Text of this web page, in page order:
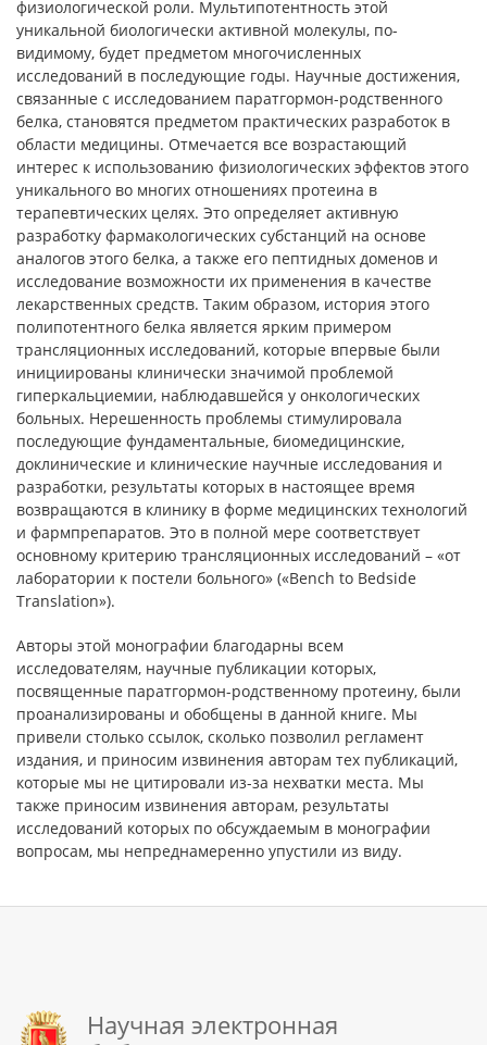
физиологической роли. Мультипотентность этой
уникальной биологически активной молекулы, по-
видимому, будет предметом многочисленных
исследований в последующие годы. Научные достижения,
связанные с исследованием паратгормон-родственного
белка, становятся предметом практических разработок в
области медицины. Отмечается все возрастающий
интерес к использованию физиологических эффектов этого
уникального во многих отношениях протеина в
терапевтических целях. Это определяет активную
разработку фармакологических субстанций на основе
аналогов этого белка, а также его пептидных доменов и
исследование возможности их применения в качестве
лекарственных средств. Таким образом, история этого
полипотентного белка является ярким примером
трансляционных исследований, которые впервые были
инициированы клинически значимой проблемой
гиперкальциемии, наблюдавшейся у онкологических
больных. Нерешенность проблемы стимулировала
последующие фундаментальные, биомедицинские,
доклинические и клинические научные исследования и
разработки, результаты которых в настоящее время
возвращаются в клинику в форме медицинских технологий
и фармпрепаратов. Это в полной мере соответствует
основному критерию трансляционных исследований – «от
лаборатории к постели больного» («Bench to Bedside
Translation»).
Авторы этой монографии благодарны всем
исследователям, научные публикации которых,
посвященные паратгормон-родственному протеину, были
проанализированы и обобщены в данной книге. Мы
привели столько ссылок, сколько позволил регламент
издания, и приносим извинения авторам тех публикаций,
которые мы не цитировали из-за нехватки места. Мы
также приносим извинения авторам, результаты
исследований которых по обсуждаемым в монографии
вопросам, мы непреднамеренно упустили из виду.
Научная электронная